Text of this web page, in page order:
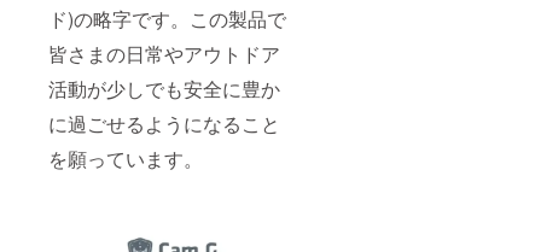
ド)の略字です。この製品で
皆さまの日常やアウトドア
活動が少しでも安全に豊か
に過ごせるようになること
を願っています。